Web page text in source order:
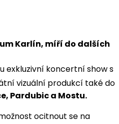
Karlín, míří do dalších
exkluzivní koncertní show s
vizuální produkcí také do
Pardubic a Mostu.
ocitnout se na